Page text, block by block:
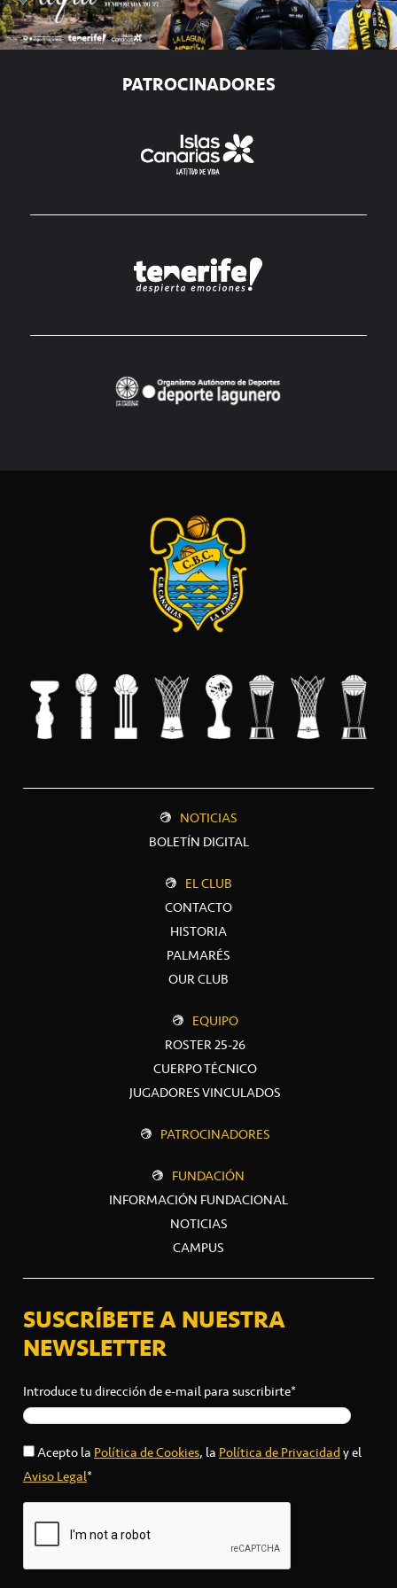
PATROCINADORES
NOTICIAS
BOLETÍN DIGITAL
EL CLUB
CONTACTO
HISTORIA
PALMARÉS
OUR CLUB
EQUIPO
ROSTER 25-26
CUERPO TÉCNICO
JUGADORES VINCULADOS
PATROCINADORES
FUNDACIÓN
INFORMACIÓN FUNDACIONAL
NOTICIAS
CAMPUS
SUSCRÍBETE A NUESTRA
NEWSLETTER
Introduce tu dirección de e-mail para suscribirte*
Acepto laPolítica de Cookies, laPolítica de Privacidady el
Aviso Legal*